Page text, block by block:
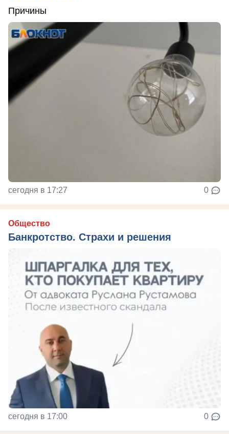
Причины
сегодня в 17:27 0
Общество
Банкротство. Страхи и решения
сегодня в 17:00 0